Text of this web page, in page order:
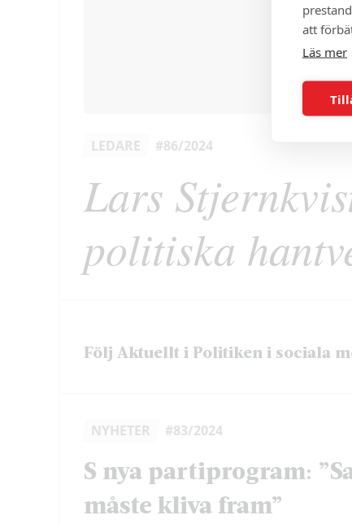
att
Läs mer
LEDARE #86/2024
Lars
politiska
Följ Aktuellt i Politiken i sociala
NYHETER #83/2024
S nya partiprogram:
måste kliva fram”